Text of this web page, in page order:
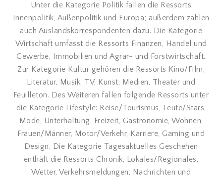
Unter die Kategorie Politik fallen die Ressorts
Innenpolitik, Außenpolitik und Europa; außerdem zählen
auch Auslandskorrespondenten dazu. Die Kategorie
Wirtschaft umfasst die Ressorts Finanzen, Handel und
Gewerbe, Immobilien und Agrar- und Forstwirtschaft.
Zur Kategorie Kultur gehören die Ressorts Kino/Film,
Literatur, Musik, TV, Kunst, Medien, Theater und
Feuilleton. Des Weiteren fallen folgende Ressorts unter
die Kategorie Lifestyle: Reise/Tourismus, Leute/Stars,
Mode, Unterhaltung, Freizeit, Gastronomie, Wohnen,
Frauen/Männer, Motor/Verkehr, Karriere, Gaming und
Design. Die Kategorie Tagesaktuelles Geschehen
enthält die Ressorts Chronik, Lokales/Regionales,
Wetter, Verkehrsmeldungen, Nachrichten und